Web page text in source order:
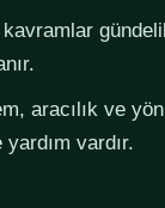
kavramlar
aracılık ve
vardır.